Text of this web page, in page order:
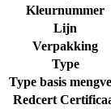
Kleurnummer
Lijn
Verpakking
Type
Type basis
Redcert